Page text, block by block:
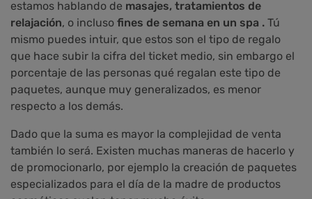
estamos hablando de masajes, tratamientos de
relajación, o incluso fines de semana en un spa . Tú
mismo puedes intuir, que estos son el tipo de regalo
que hace subir la cifra del ticket medio, sin embargo el
porcentaje de las personas qué regalan este tipo de
paquetes, aunque muy generalizados, es menor
respecto a los demás.
Dado que la suma es mayor la complejidad de venta
también lo será. Existen muchas maneras de hacerlo y
de promocionarlo, por ejemplo la creación de paquetes
especializados para el día de la madre de productos